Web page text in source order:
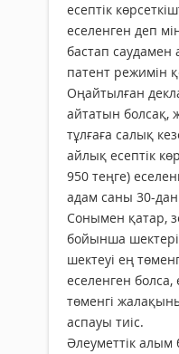
есептік
еселенген деп
бастап саудамен
патент режимін
Оңайтылған
айтатын болсақ,
тұлғаға салық
айлық есептік
950 теңге)
адам саны 30-
Сонымен қатар,
бойынша шектері
шектеуі ең
еселенген
төменгі
аспауы тиіс.
Әлеуметтік алым